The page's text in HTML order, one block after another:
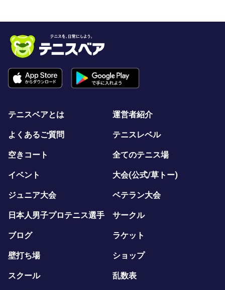
テニスベアとは 運営者紹介
よくあるご質問 テニスレベル
空きコート 全てのテニス場
イベント 大会(公式/草トー)
ジュニア大会 ベテラン大会
日本人男子プロテニス選手 サークル
ブログ ラケット
壁打ち場 ショップ
スクール 乱数表